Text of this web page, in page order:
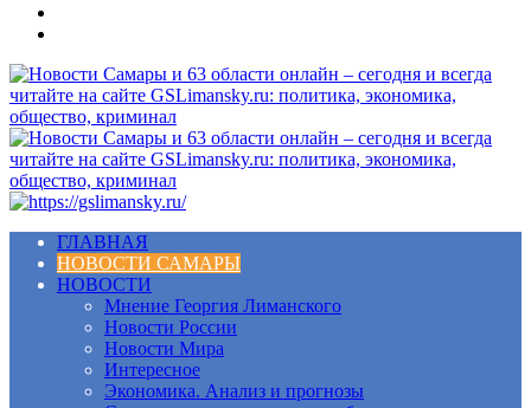
Меню
ГЛАВНАЯ
НОВОСТИ САМАРЫ
НОВОСТИ
Мнение Георгия Лиманского
Новости России
Новости Мира
Интересное
Экономика. Анализ и прогнозы